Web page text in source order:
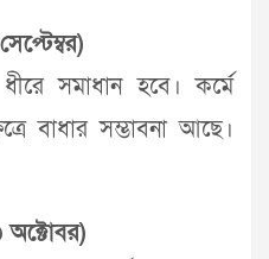
সমাধান হবে। কর্মে
বাধার সম্ভাবনা আছে।